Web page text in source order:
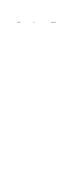
Back to Top